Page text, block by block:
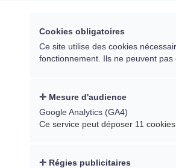
Cookies obligatoires
Ce site utilise des cookies
fonctionnement. Ils ne peuvent pas
Mesure d'audience
Google Analytics (GA4)
Ce service peut déposer 11 cookies.
Régies publicitaires